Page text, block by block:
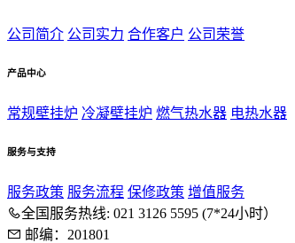
公司简介 公司实力 合作客户 公司荣誉
产品中心
常规壁挂炉 冷凝壁挂炉 燃气热水器 电热水器
服务与支持
服务政策 服务流程 保修政策 增值服务
全国服务热线: 021 3126 5595 (7*24小时）
邮编：201801